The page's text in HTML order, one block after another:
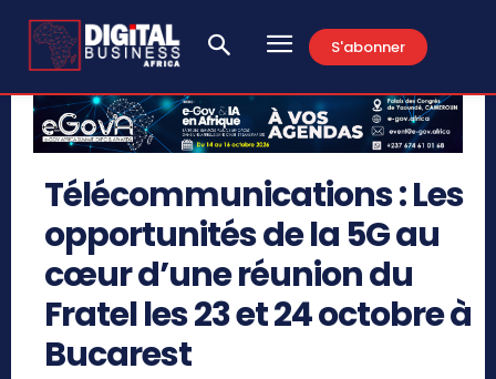
S'abonner
Télécommunications : Les
opportunités de la 5G au
cœur d’une réunion du
Fratel les 23 et 24 octobre à
Bucarest